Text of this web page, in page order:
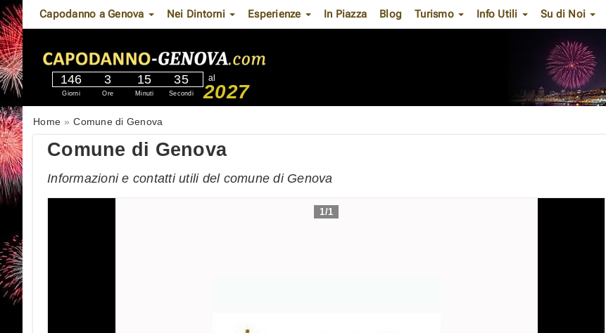
Capodanno a Genova Nei Dintorni Esperienze In Piazza Blog Turismo Info Utili Su di Noi
146
Giorni
3
Ore
15
Minuti
34
Secondi
al
2027
Home Comune di Genova
Comune di Genova
Informazioni e contatti utili del comune di Genova
1/1